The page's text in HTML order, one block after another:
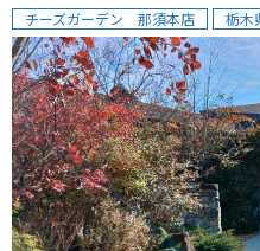
チーズガーデン 那須本店 栃木